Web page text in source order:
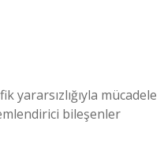
mücadele
bileşenler